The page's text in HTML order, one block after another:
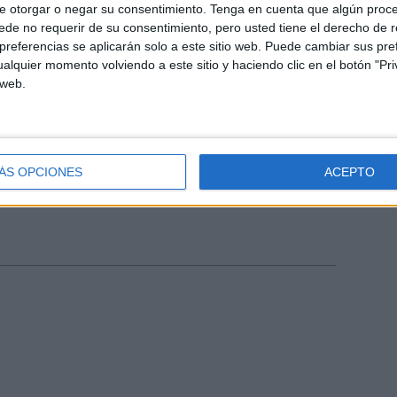
otorgar o negar su consentimiento. Tenga en cuenta que algún
no requerir de su consentimiento, pero usted tiene el derecho de
se aplicarán solo a este sitio web. Puede cambiar sus
momento volviendo a este sitio y haciendo clic en el botón
OPCIONES ACEPTO
Els participants podran fer
i tot el que es recapti anirà a la
Les inscripcions per assistir a la